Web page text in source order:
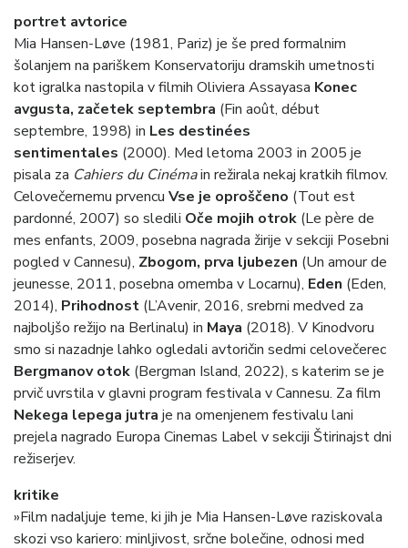
portret avtorice
Mia Hansen-Løve (1981, Pariz) je še pred formalnim
šolanjem na pariškem Konservatoriju dramskih umetnosti
kot igralka nastopila v filmih Oliviera Assayasa Konec
avgusta, začetek septembra (Fin août, début
septembre, 1998) in Les destinées
sentimentales (2000). Med letoma 2003 in 2005 je
pisala za Cahiers du Cinémain režirala nekaj kratkih filmov.
Celovečernemu prvencu Vse je oproščeno (Tout est
pardonné, 2007) so sledili Oče mojih otrok (Le père de
mes enfants, 2009, posebna nagrada žirije v sekciji Posebni
pogled v Cannesu), Zbogom, prva ljubezen (Un amour de
jeunesse, 2011, posebna omemba v Locarnu), Eden (Eden,
2014), Prihodnost (L’Avenir, 2016, srebrni medved za
najboljšo režijo na Berlinalu) in Maya (2018). V Kinodvoru
smo si nazadnje lahko ogledali avtoričin sedmi celovečerec
Bergmanov otok (Bergman Island, 2022), s katerim se je
prvič uvrstila v glavni program festivala v Cannesu. Za film
Nekega lepega jutra je na omenjenem festivalu lani
prejela nagrado Europa Cinemas Label v sekciji Štirinajst dni
režiserjev.
kritike
»Film nadaljuje teme, ki jih je Mia Hansen-Løve raziskovala
skozi vso kariero: minljivost, srčne bolečine, odnosi med